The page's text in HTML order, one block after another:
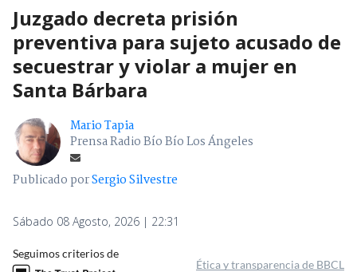
Juzgado decreta prisión
preventiva para sujeto acusado de
secuestrar y violar a mujer en
Santa Bárbara
Mario Tapia
Prensa Radio Bío Bío Los Ángeles
Publicado porSergio Silvestre
Sábado 08 Agosto, 2026 | 22:31
Seguimos criterios de
Ética y transparencia de BBCL